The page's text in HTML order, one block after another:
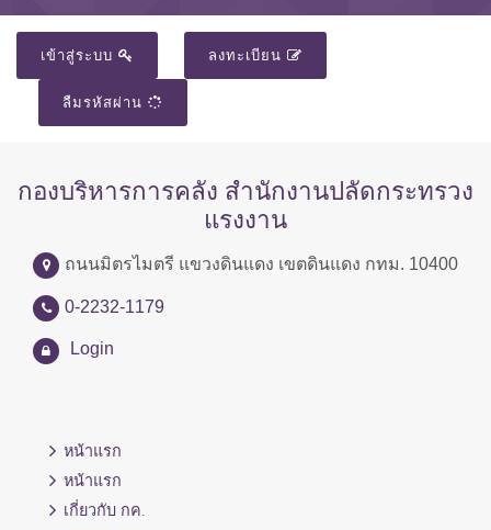
เข้าสู่ระบบ ลงทะเบียน
ลืมรหัสผ่าน
กองบริหารการคลัง สำนักงานปลัดกระทรวง
แรงงาน
ถนนมิตรไมตรี แขวงดินแดง เขตดินแดง กทม. 10400
0-2232-1179
Login
หน้าแรก
หน้าแรก
เกี่ยวกับ กค.